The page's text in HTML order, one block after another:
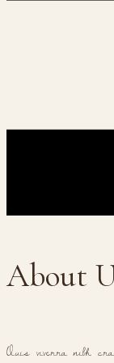
About
Quis viverra nibh